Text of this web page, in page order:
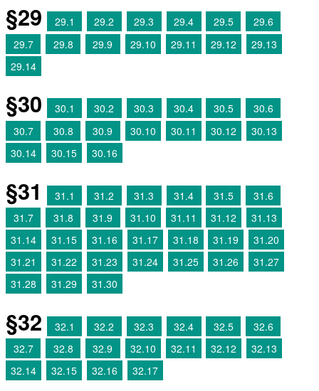
§29 29.1 29.2 29.3 29.4 29.5
29.6
29.7
29.8 29.9 29.10 29.11 29.12
29.13
29.14
§30 30.1 30.2 30.3 30.4 30.5
30.6
30.7
30.8 30.9 30.10 30.11 30.12
30.13
30.14
30.15 30.16
§31 31.1 31.2 31.3 31.4 31.5
31.6
31.7
31.8 31.9 31.10 31.11 31.12
31.13
31.14
31.15 31.16 31.17 31.18 31.19
31.20
31.21
31.22 31.23 31.24 31.25 31.26
31.27
31.28
31.29 31.30
§32 32.1 32.2 32.3 32.4 32.5
32.6
32.7
32.8 32.9 32.10 32.11 32.12
32.13
32.14
32.15 32.16 32.17